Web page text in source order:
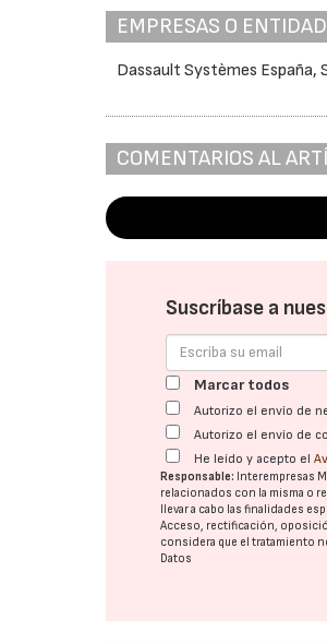
EMPRESAS O
Dassault Systèmes España,
COMENTARIOS AL
Suscríbase a
Marcar todos
Autorizo el envío de
Autorizo el envío de
He leído y acepto el
Responsable: Interempresas
relacionados con la misma o
llevar a cabo las finalidades
Acceso, rectificación,
considera que el tratamiento
Datos